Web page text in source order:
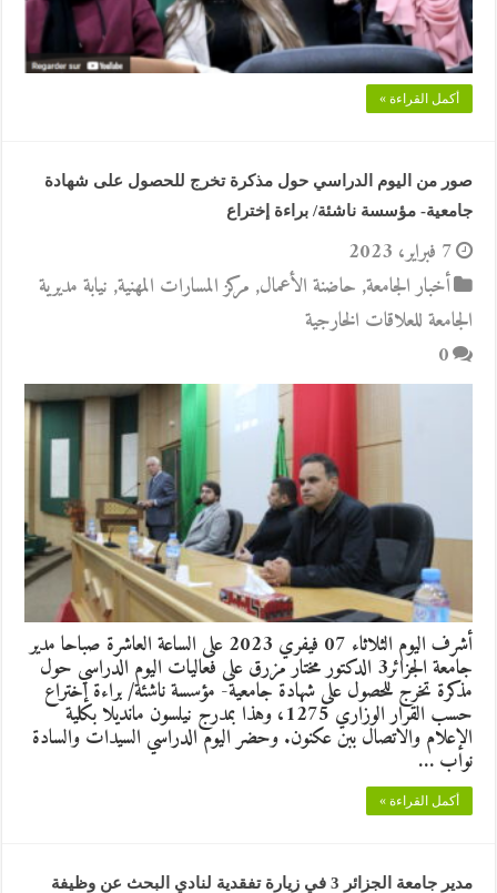
أكمل القراءة »
صور من اليوم الدراسي حول مذكرة تخرج للحصول على شهادة
جامعية- مؤسسة ناشئة/ براءة إختراع
7 فبراير، 2023
أخبار الجامعة, حاضنة الأعمال, مركز المسارات المهنية, نيابة مديرية
الجامعة للعلاقات الخارجية
0
أشرف اليوم الثلاثاء 07 فيفري 2023 على الساعة العاشرة صباحا مدير
جامعة الجزائر3 الدكتور مختار مزرق على فعاليات اليوم الدراسي حول
مذكرة تخرج للحصول على شهادة جامعية- مؤسسة ناشئة/ براءة إختراع
حسب القرار الوزاري 1275، وهذا بمدرج نيلسون مانديلا بكلية
الإعلام والاتصال ببن عكنون. وحضر اليوم الدراسي السيدات والسادة
نواب …
أكمل القراءة »
مدير جامعة الجزائر 3 في زيارة تفقدية لنادي البحث عن وظيفة